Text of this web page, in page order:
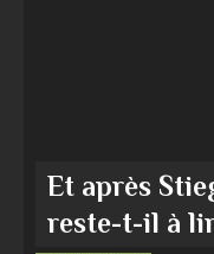
Et après
reste-t-il à